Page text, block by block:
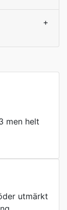
+
men helt
utmärkt